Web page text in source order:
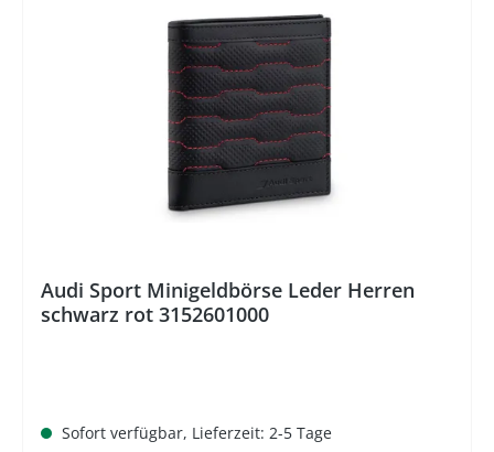
Audi Sport Minigeldbörse Leder Herren
schwarz rot 3152601000
Sofort verfügbar, Lieferzeit: 2-5 Tage